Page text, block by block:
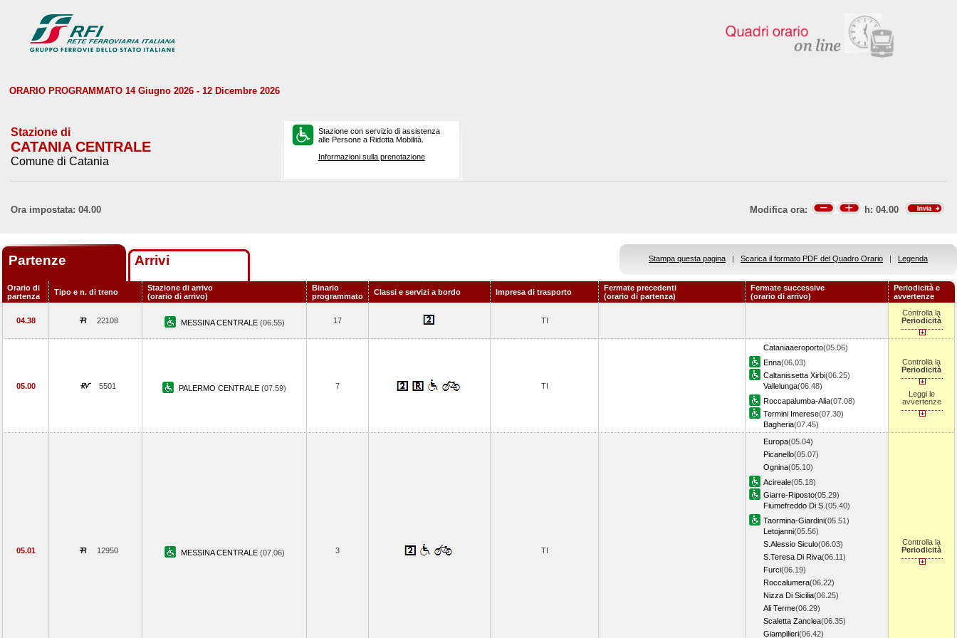
ORARIO PROGRAMMATO 14 Giugno 2026 - 12 Dicembre 2026
Stazione di
CATANIA CENTRALE
Comune di Catania
Stazione con servizio di assistenza
alle Persone a Ridotta Mobilità.
Informazioni sulla prenotazione
Ora impostata: 04.00 Modifica ora: h: 04.00
Partenze Arrivi Stampa questa pagina | Scarica il formato PDF del Quadro Orario | Legenda
Orario di
partenza
Tipo e n. di treno
Stazione di arrivo
(orario di arrivo)
Binario
programmato
Classi e servizi a bordo Impresa di trasporto
Fermate precedenti
(orario di partenza)
Fermate successive
(orario di arrivo)
Periodicità e
avvertenze
04.38 22108 MESSINA CENTRALE (06.55) 17 TI
Controlla la
Periodicità
05.00 5501 PALERMO CENTRALE (07.59) 7 TI
Cataniaaeroporto(05.06)
Enna(06.03)
Caltanissetta Xirbi(06.25)
Vallelunga(06.48)
Roccapalumba-Alia(07.08)
Termini Imerese(07.30)
Bagheria(07.45)
Controlla la
Periodicità
Leggi le
avvertenze
05.01 12950 MESSINA CENTRALE (07.06) 3 TI
Europa(05.04)
Picanello(05.07)
Ognina(05.10)
Acireale(05.18)
Giarre-Riposto(05.29)
Fiumefreddo Di S. (05.40)
Taormina-Giardini(05.51)
Letojanni(05.56)
S.Alessio Siculo(06.03)
S.Teresa Di Riva(06.11)
Furci(06.19)
Roccalumera(06.22)
Nizza Di Sicilia(06.25)
Ali Terme(06.29)
Scaletta Zanclea(06.35)
Giampilieri(06.42)
Controlla la
Periodicità